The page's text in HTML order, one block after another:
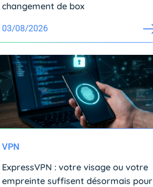
changement de box
03/08/2026
VPN
ExpressVPN : votre visage ou votre
empreinte suffisent désormais pour